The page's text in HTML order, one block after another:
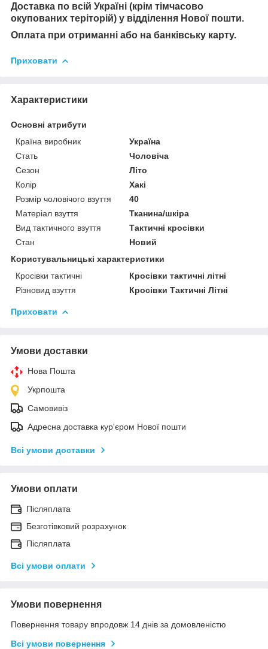
Доставка по всій Україні (крім тімчасово
окупованих теріторій) у відділення Нової пошти.
Оплата при отриманні або на банківську карту.
Приховати
Характеристики
Основні атрибути
Країна виробник
Україна
Стать
Чоловіча
Сезон
Літо
Колір
Хакі
Розмір чоловічого взуття
40
Матеріал взуття
Тканина/шкіра
Вид тактичного взуття
Тактичні кросівки
Стан
Новий
Користувальницькі характеристики
Кросівки тактичні
Кросівки тактичні літні
Різновид взуття
Кросівки Тактичні Літні
Приховати
Умови доставки
Нова Пошта
Укрпошта
Самовивіз
Адресна доставка кур'єром Нової пошти
Всі умови доставки
Умови оплати
Післяплата
Безготівковий розрахунок
Післяплата
Всі умови оплати
Умови повернення
Повернення товару впродовж 14 днів за домовленістю
Всі умови повернення